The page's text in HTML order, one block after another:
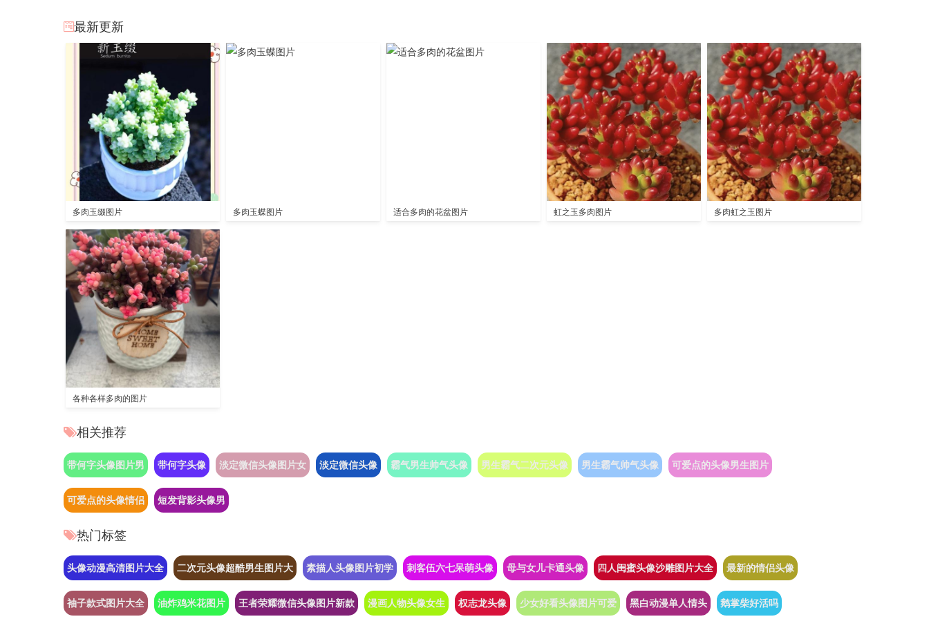
最新更新
多肉玉缀图片 多肉玉蝶图片 适合多肉的花盆图片 虹之玉多肉图片 多肉虹之玉图片
各种各样多肉的图片
相关推荐
带何字头像图片男 带何字头像 淡定微信头像图片女 淡定微信头像 霸气男生帅气头像 男生霸气二次元头像 男生霸气帅气头像 可爱点的头像男生图片
可爱点的头像情侣 短发背影头像男
热门标签
头像动漫高清图片大全 二次元头像超酷男生图片大 素描人头像图片初学 刺客伍六七呆萌头像 母与女儿卡通头像 四人闺蜜头像沙雕图片大全 最新的情侣头像
袖子款式图片大全 油炸鸡米花图片 王者荣耀微信头像图片新款 漫画人物头像女生 权志龙头像 少女好看头像图片可爱 黑白动漫单人情头 鹅掌柴好活吗